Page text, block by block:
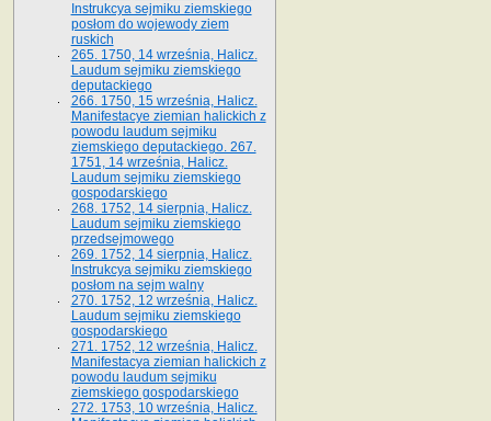
Instrukcya sejmiku ziemskiego
posłom do wojewody ziem
ruskich
265. 1750, 14 września, Halicz.
Laudum sejmiku ziemskiego
deputackiego
266. 1750, 15 września, Halicz.
Manifestacye ziemian halickich z
powodu laudum sejmiku
ziemskiego deputackiego. 267.
1751, 14 września, Halicz.
Laudum sejmiku ziemskiego
gospodarskiego
268. 1752, 14 sierpnia, Halicz.
Laudum sejmiku ziemskiego
przedsejmowego
269. 1752, 14 sierpnia, Halicz.
Instrukcya sejmiku ziemskiego
posłom na sejm walny
270. 1752, 12 września, Halicz.
Laudum sejmiku ziemskiego
gospodarskiego
271. 1752, 12 września, Halicz.
Manifestacya ziemian halickich z
powodu laudum sejmiku
ziemskiego gospodarskiego
272. 1753, 10 września, Halicz.